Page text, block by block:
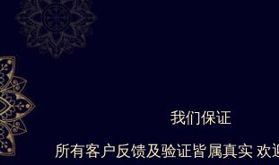
我们保证
所有客户反馈及验证皆属真实 欢